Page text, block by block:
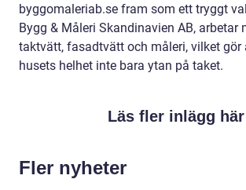
byggomaleriab.se fram som ett tryggt
Bygg & Måleri Skandinavien AB, arbetar
taktvätt, fasadtvätt och måleri, vilket gör
husets helhet inte bara ytan på taket.
Läs fler inlägg här
Fler nyheter